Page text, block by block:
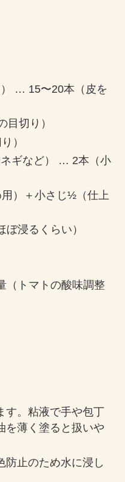
… 15〜20本（皮を
目切り）
）
ギなど） … 2本（小
）＋小さじ½（仕上
浸るくらい）
（トマトの酸味調整
す。粘液で手や包丁
を薄く塗ると扱いや
防止のため水に浸し